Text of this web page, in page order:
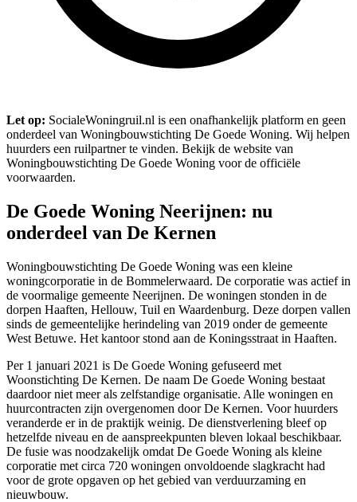
Let op: SocialeWoningruil.nl is een onafhankelijk platform en geen
onderdeel van Woningbouwstichting De Goede Woning. Wij helpen
huurders een ruilpartner te vinden. Bekijk de website van
Woningbouwstichting De Goede Woning voor de officiële
voorwaarden.
De Goede Woning Neerijnen: nu
onderdeel van De Kernen
Woningbouwstichting De Goede Woning was een kleine
woningcorporatie in de Bommelerwaard. De corporatie was actief in
de voormalige gemeente Neerijnen. De woningen stonden in de
dorpen Haaften, Hellouw, Tuil en Waardenburg. Deze dorpen vallen
sinds de gemeentelijke herindeling van 2019 onder de gemeente
West Betuwe. Het kantoor stond aan de Koningsstraat in Haaften.
Per 1 januari 2021 is De Goede Woning gefuseerd met
Woonstichting De Kernen. De naam De Goede Woning bestaat
daardoor niet meer als zelfstandige organisatie. Alle woningen en
huurcontracten zijn overgenomen door De Kernen. Voor huurders
veranderde er in de praktijk weinig. De dienstverlening bleef op
hetzelfde niveau en de aanspreekpunten bleven lokaal beschikbaar.
De fusie was noodzakelijk omdat De Goede Woning als kleine
corporatie met circa 720 woningen onvoldoende slagkracht had
voor de grote opgaven op het gebied van verduurzaming en
nieuwbouw.